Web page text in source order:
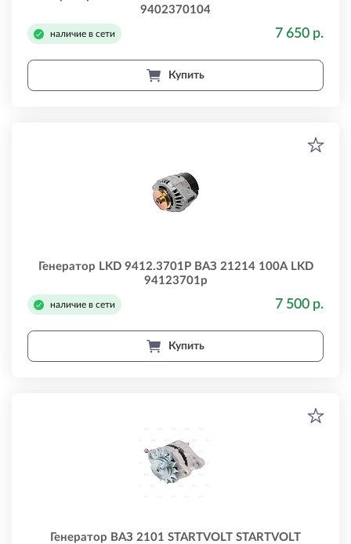
9402370104
наличие в сети 7 650 р.
Купить
Генератор LKD 9412.3701P ВАЗ 21214 100А LKD
94123701p
наличие в сети 7 500 р.
Купить
Генератор ВАЗ 2101 STARTVOLT STARTVOLT